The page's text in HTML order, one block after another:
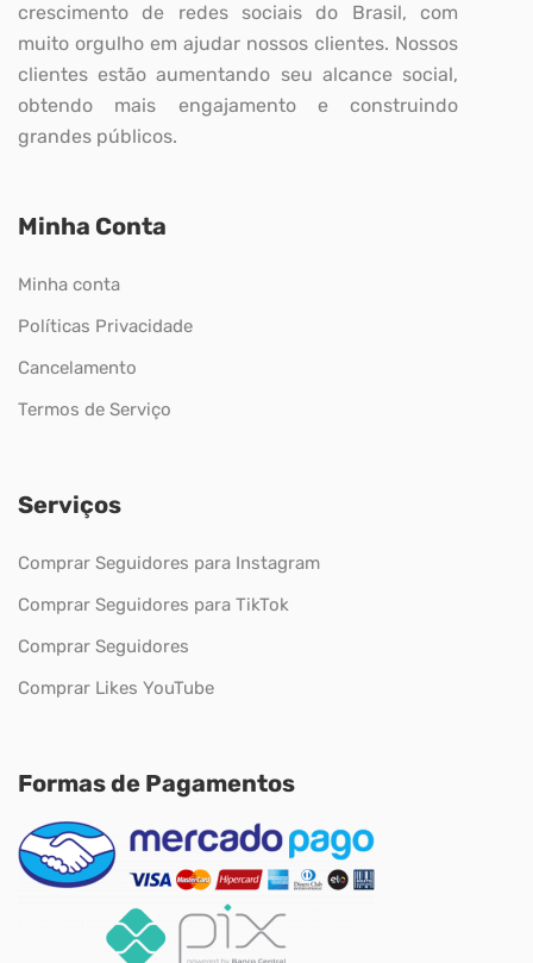
crescimento de redes sociais do Brasil, com
muito orgulho em ajudar nossos clientes. Nossos
clientes estão aumentando seu alcance social,
obtendo mais engajamento e construindo
grandes públicos.
Minha Conta
Minha conta
Políticas Privacidade
Cancelamento
Termos de Serviço
Serviços
Comprar Seguidores para Instagram
Comprar Seguidores para TikTok
Comprar Seguidores
Comprar Likes YouTube
Formas de Pagamentos